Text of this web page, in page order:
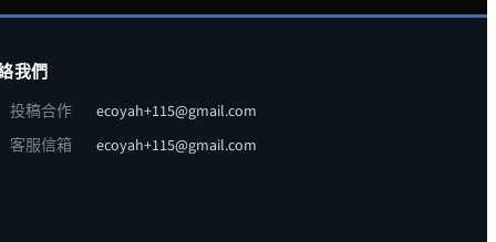
我們
投稿合作
ecoyah+115@gmail.com
客服信箱
ecoyah+115@gmail.com